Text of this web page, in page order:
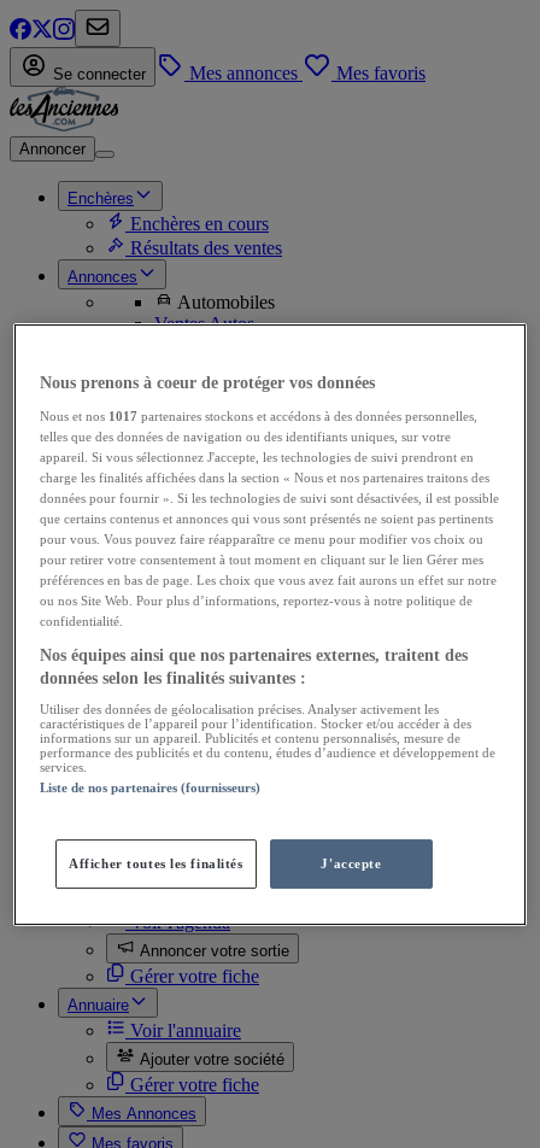
Se connecter Mes annonces Mes favoris
Annoncer
Enchères
Enchères en cours
Résultats des ventes
Annonces
Automobiles
Ventes Autos
Achats de pièces
Motos
Ventes Motos
Ventes de pièces
Achats Motos
Achats de pièces
Utilitaires
Ventes Utilitaires
Ventes de pièces
Achats Utilitaires
Achats de pièces
Ventes Docs, automobilia
Achats Docs, automobilia
Ventes Miniatures
Achats Miniatures
Ventes Divers
Toutes les annonces
Gérer mes annonces
Mes favoris
Voir l'agenda
Annoncer votre sortie
Gérer votre fiche
Annuaire
Voir l'annuaire
Ajouter votre société
Gérer votre fiche
Mes Annonces
Mes favoris
Nous prenons à coeur de protéger vos données
Nous et nos 1017 partenaires stockons et accédons à des données personnelles,
telles que des données de navigation ou des identifiants uniques, sur votre
appareil. Si vous sélectionnez J'accepte, les technologies de suivi prendront en
charge les finalités affichées dans la section « Nous et nos partenaires traitons des
données pour fournir ». Si les technologies de suivi sont désactivées, il est possible
que certains contenus et annonces qui vous sont présentés ne soient pas pertinents
pour vous. Vous pouvez faire réapparaître ce menu pour modifier vos choix ou
pour retirer votre consentement à tout moment en cliquant sur le lien Gérer mes
préférences en bas de page. Les choix que vous avez fait aurons un effet sur notre
ou nos Site Web. Pour plus d’informations, reportez-vous à notre politique de
confidentialité.
Nos équipes ainsi que nos partenaires externes, traitent des
données selon les finalités suivantes :
Utiliser des données de géolocalisation précises. Analyser activement les
caractéristiques de l’appareil pour l’identification. Stocker et/ou accéder à des
informations sur un appareil. Publicités et contenu personnalisés, mesure de
performance des publicités et du contenu, études d’audience et développement de
services.
Liste de nos partenaires (fournisseurs)
Afficher toutes les finalités J'accepte